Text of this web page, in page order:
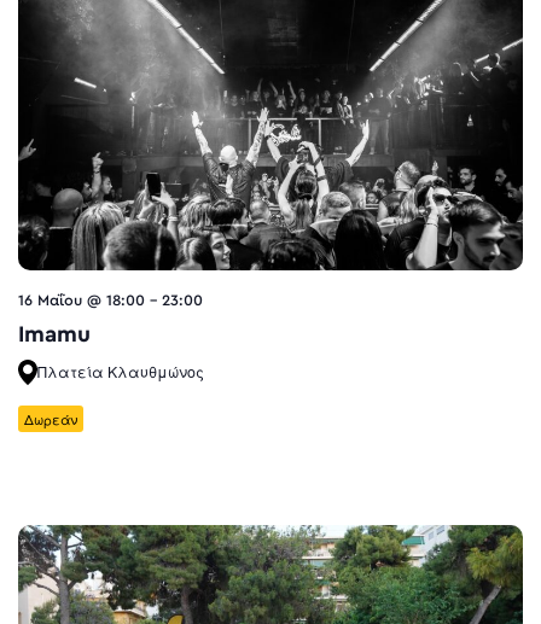
16 Μαΐου @ 18:00 - 23:00
Imamu
Πλατεία Κλαυθμώνος
Δωρεάν